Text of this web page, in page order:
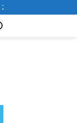
Dorong Inovasi